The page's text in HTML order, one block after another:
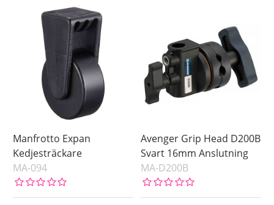
Manfrotto Expan
Kedjesträckare
MA-094
Avenger Grip Head D200B
Svart 16mm Anslutning
MA-D200B